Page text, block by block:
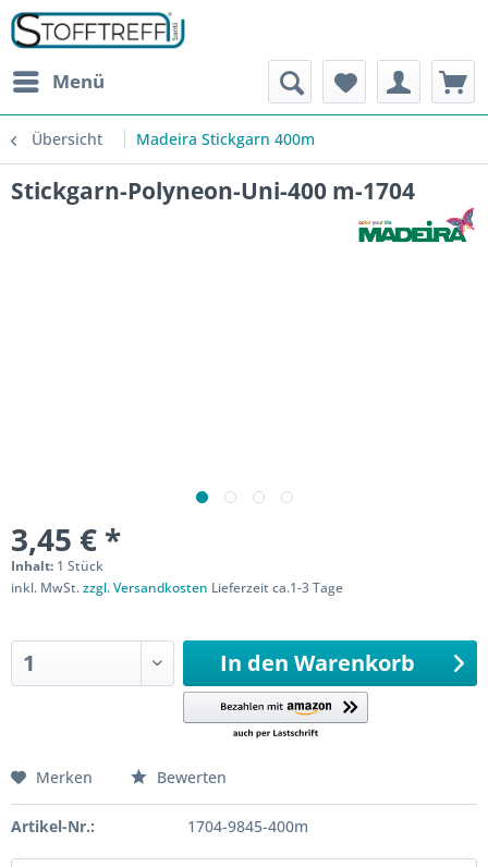
Menü
Übersicht Madeira Stickgarn 400m
Stickgarn-Polyneon-Uni-400 m-1704
3,45 € *
Inhalt: 1 Stück
inkl. MwSt.zzgl. Versandkosten Lieferzeit ca.1-3 Tage
In den Warenkorb
Merken Bewerten
Artikel-Nr.: 1704-9845-400m